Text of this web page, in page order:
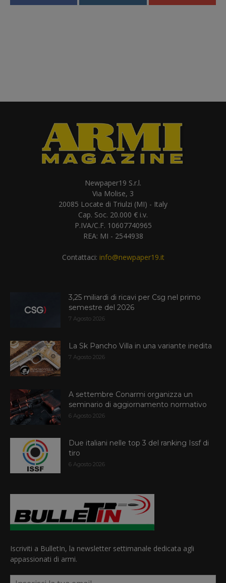
Newpaper19 S.r.l.
Via Molise, 3
20085 Locate di Triulzi (MI) - Italy
Cap. Soc. 20.000 € i.v.
P.IVA/C.F. 10607740965
REA: MI - 2544938
Contattaci: info@newpaper19.it
3,25 miliardi di ricavi per Csg nel primo
semestre del 2026
7 Agosto 2026
La Sk Pancho Villa in una variante inedita
7 Agosto 2026
A settembre Conarmi organizza un
seminario di aggiornamento normativo
6 Agosto 2026
Due italiani nelle top 3 del ranking Issf di
tiro
6 Agosto 2026
Iscriviti a BulletIn, la newsletter settimanale dedicata agli
appassionati di armi.